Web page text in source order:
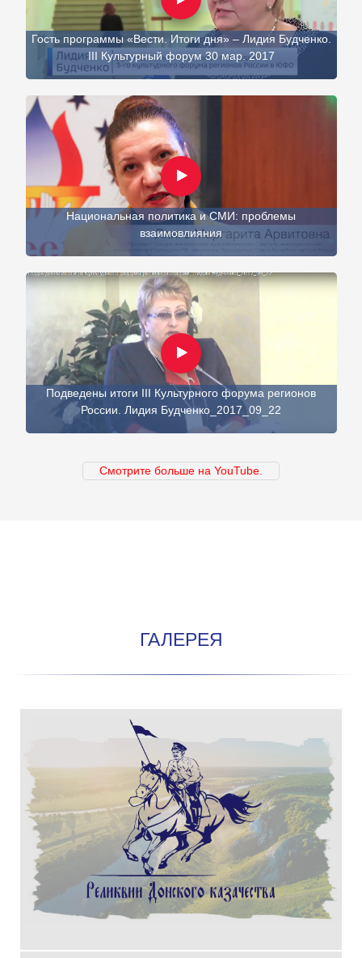
Гость программы «Вести. Итоги дня» – Лидия Будченко.
III Культурный форум 30 мар. 2017
Национальная политика и СМИ: проблемы
взаимовлияния
Подведены итоги III Культурного форума регионов
России. Лидия Будченко_2017_09_22
Смотрите больше на YouTube.
ГАЛЕРЕЯ